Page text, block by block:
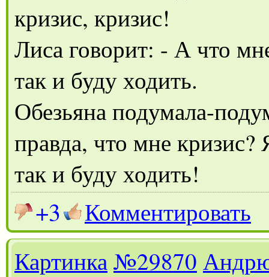
кризис, кризис!
Лиса говорит: - А что
так и буду ходить.
Обезьяна подумала-
правда, что мне
так и буду ходить!
+3
Комментировать
Картинка№29870